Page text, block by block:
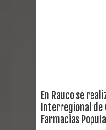
intercambio
con
En Rauco se
Interregional de
Farmacias